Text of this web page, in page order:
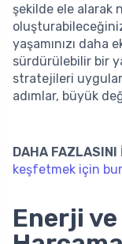
şekilde ele alarak
yaşamınızı daha
sürdürülebilir bir
stratejileri
adımlar, büyük
DAHA FAZLASINI
keşfetmek için
Enerji